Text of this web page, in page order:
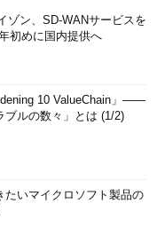
ゾン、SD-WANサービスを
初めに国内提供へ
10 ValueChain」――
ブルの数々」とは (1/2)
たいマイクロソフト製品の